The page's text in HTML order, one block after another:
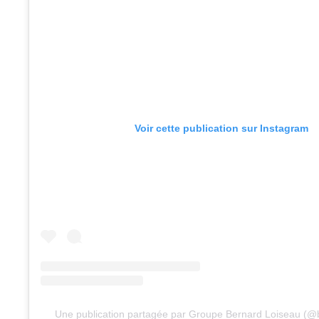
Voir cette publication sur Instagram
Une publication partagée par Groupe Bernard Loiseau